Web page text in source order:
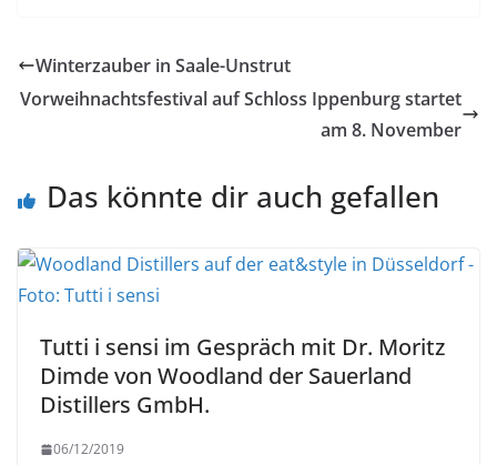
Winterzauber in Saale-Unstrut
Vorweihnachtsfestival auf Schloss Ippenburg startet
am 8. November
Das könnte dir auch gefallen
Tutti i sensi im Gespräch mit Dr. Moritz
Dimde von Woodland der Sauerland
Distillers GmbH.
06/12/2019